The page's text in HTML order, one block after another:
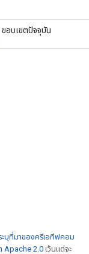
ขอบเขตปัจจุบัน
บุที่มาของครีเอทีฟคอม
Apache 2.0เว้นแต่จะ